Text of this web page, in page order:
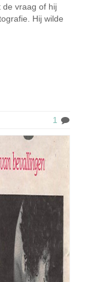
de vraag of hij
Hij wilde
1